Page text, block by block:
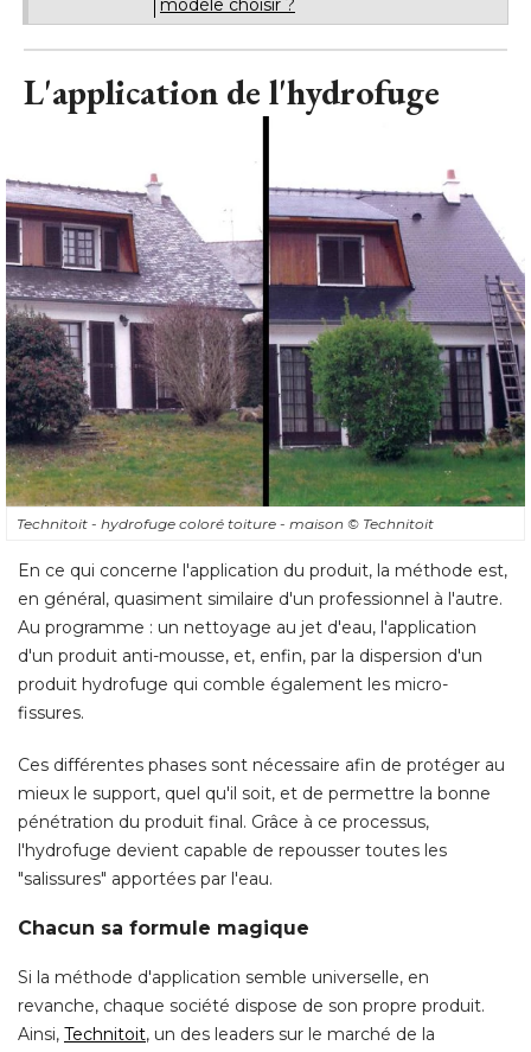
modèle choisir ?
L'application de l'hydrofuge
Technitoit - hydrofuge coloré toiture - maison © Technitoit
En ce qui concerne l'application du produit, la méthode est,
en général, quasiment similaire d'un professionnel à l'autre.
Au programme : un nettoyage au jet d'eau, l'application
d'un produit anti-mousse, et, enfin, par la dispersion d'un
produit hydrofuge qui comble également les micro-
fissures.
Ces différentes phases sont nécessaire afin de protéger au
mieux le support, quel qu'il soit, et de permettre la bonne
pénétration du produit final. Grâce à ce processus,
l'hydrofuge devient capable de repousser toutes les
"salissures" apportées par l'eau.
Chacun sa formule magique
Si la méthode d'application semble universelle, en
revanche, chaque société dispose de son propre produit.
Ainsi, Technitoit, un des leaders sur le marché de la